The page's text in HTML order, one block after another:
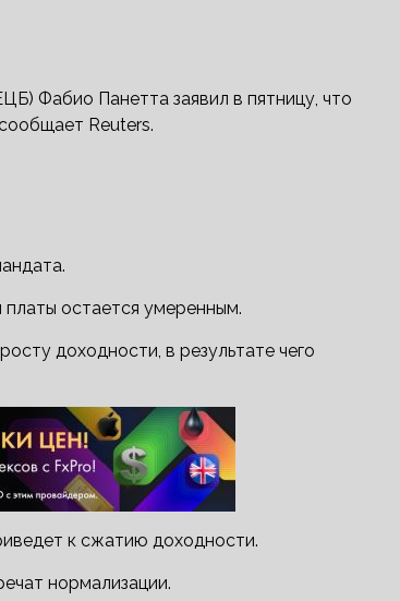
Фабио Панетта заявил в пятницу, что
Reuters.
остается умеренным.
доходности, в результате чего
к сжатию доходности.
нормализации.